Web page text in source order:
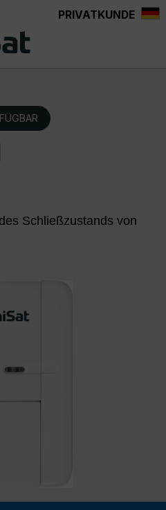
PRIVATKUNDE
Schließzustands von